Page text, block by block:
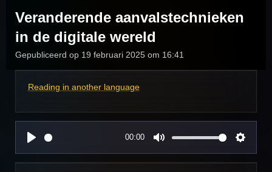
Veranderende aanvalstechnieken
in de digitale wereld
Gepubliceerd op 19 februari 2025 om 16:41
Reading in another language
l
00:00
u
e